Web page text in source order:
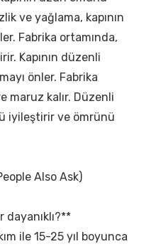
ve yağlama, kapının
Fabrika ortamında,
Kapının düzenli
önler. Fabrika
maruz kalır. Düzenli
iyileştirir ve ömrünü
Also Ask)
dayanıklı?**
ile 15-25 yıl boyunca